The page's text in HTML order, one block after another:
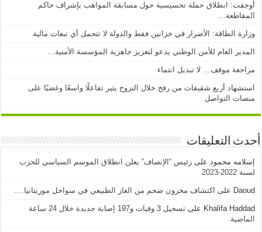
أوجفت: انطلاق حملة تحسيسية حول مسابقة المواهب بإشراف حاكم
المقاطعة…
وزارة الطاقة: الأضرار في خزانين فقط والدولة لا تتحمل أي تبعات مالية
المدير العام للأمن الوطني يدعو لتعزيز جاهزية المؤسسة الأمنية…
مراجعة موقف… لا تبديل انتماء
استشهاد أربع شقيقات من رفح خلال النزوح يثير تفاعلًا واسعًا وغضبًا على
منصات التواصل
أحدث التعليقات
إسلامه محمود علىرئيس “الإنصاف” يعلن انطلاق الموسم السياسي للحزب
لسنة 2022-2023
Daoud على اكتشاف مخزون ضخم من الغاز الطبيعي في سواحل موريتانيا….
Khalifa Haddad على
تسجيل 3 وفيات و197 إصابة جديدة خلال 24 ساعة
الماضية